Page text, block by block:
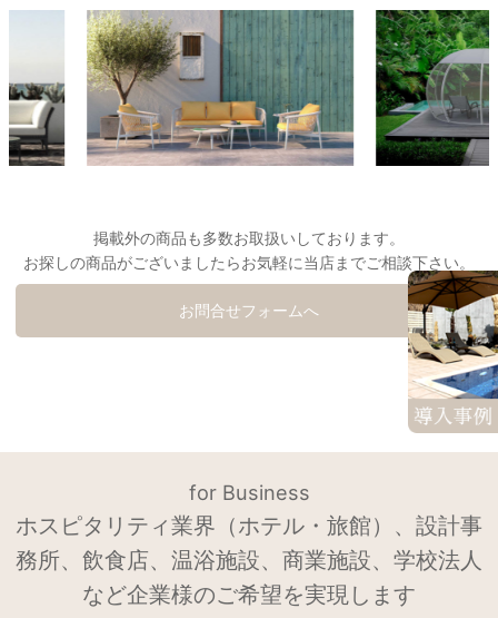
掲載外の商品も多数お取扱いしております。
お探しの商品がございましたらお気軽に当店までご相談下さい。
お問合せフォームへ
for Business
ホスピタリティ業界（ホテル・旅館）、設計事
務所、飲食店、温浴施設、商業施設、学校法人
など企業様のご希望を実現します